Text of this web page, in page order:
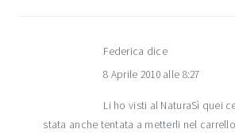
Federica dice
8 Aprile 2010 alle 8:27
Li ho visti al NaturaSì quei
stata anche tentata a metterli nel